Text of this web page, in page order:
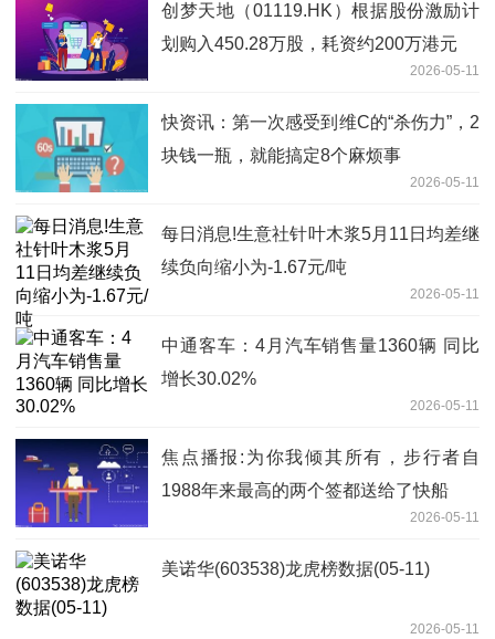
创梦天地（01119.HK）根据股份激励计
划购入450.28万股，耗资约200万港元
2026-05-11
快资讯：第一次感受到维C的“杀伤力”，2
块钱一瓶，就能搞定8个麻烦事
2026-05-11
每日消息!生意社针叶木浆5月11日均差继
续负向缩小为-1.67元/吨
2026-05-11
中通客车：4月汽车销售量1360辆 同比
增长30.02%
2026-05-11
焦点播报:为你我倾其所有，步行者自
1988年来最高的两个签都送给了快船
2026-05-11
美诺华(603538)龙虎榜数据(05-11)
2026-05-11